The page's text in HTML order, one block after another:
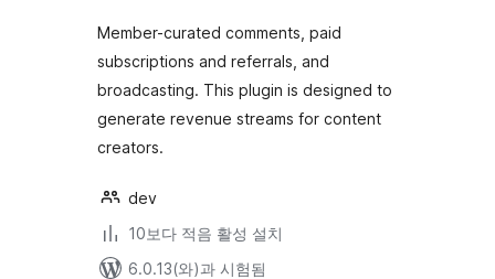
Member-curated comments, paid
subscriptions and referrals, and
broadcasting. This plugin is designed to
generate revenue streams for content
creators.
dev
10보다 적음 활성 설치
6.0.13(와)과 시험됨